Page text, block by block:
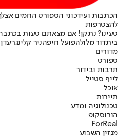
הכתבות ועידכוני הספורט החמים
להצטרפות
טעינו? נתקן! אם מצאתם טעות
ביתדור מלולהפועל חיפהניר קלינגר
מדורים
ספורט
תרבות ובידור
לייף סטייל
אוכל
תיירות
טכנולוגיה ומדע
הורוסקופ
ForReal
מגזין השבוע